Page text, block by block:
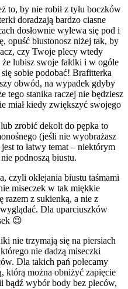
to, by nie robił z tyłu boczków
doradzają bardzo ciasne
dosłownie wylewa się pod i
opuść biustonosz niżej tak, by
czy Twoje plecy wtedy
lubisz swoje fałdki i w ogóle
sobie podobać! Brafitterka
obwód, na wypadek gdyby
tego stanika raczej nie będziesz
miał kiedy zwiększyć swojego
lub zrobić dekolt do pępka to
(jeśli nie wyobrażasz
to łatwy temat – niektórym
podnoszą biustu.
czyli oklejania biustu taśmami
miseczek w tak miękkie
razem z sukienką, a nie z
Dla uparciuszków
😉
nie trzymają się na piersiach
nie dadzą miseczki
Dla takich pań polecamy
którą można obniżyć zapięcie
bądź wybór body bez pleców,